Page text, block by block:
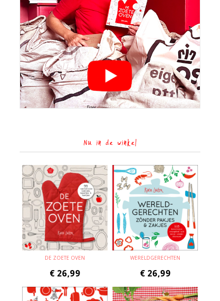
Nu in de winkel
DE ZOETE OVEN
€ 26,99
WERELDGERECHTEN
€ 26,99